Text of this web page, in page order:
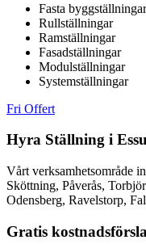
Fasta
Rullställningar
Ramställningar
Fasadställningar
Modulställningar
Systemställningar
Fri Offert
Hyra Ställning i
Vårt verksamhetsområde
Sköttning, Påverås,
Odensberg, Ravelstorp,
Gratis